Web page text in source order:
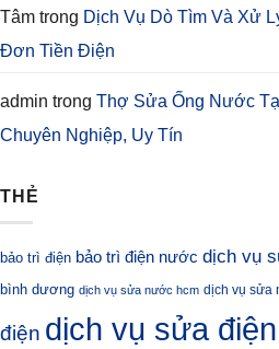
Tâm trong Dịch Vụ Dò Tìm Và Xử
Đơn Tiền Điện
admin trong Thợ Sửa Ống Nước
Chuyên Nghiệp, Uy Tín
THẺ
bảo trì điện bảo trì điện nước dịch vụ
bình dương dịch vụ sửa nước hcm dịch vụ sửa
điện dịch vụ sửa